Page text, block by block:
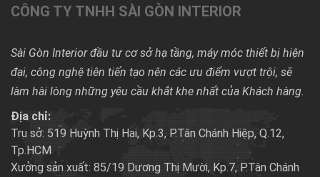
CÔNG TY TNHH SÀI GÒN INTERIOR
Sài Gòn Interior đầu tư cơ sở hạ tầng, máy móc thiết bị hiện
đại, công nghệ tiên tiến tạo nên các ưu điểm vượt trội, sẽ
làm hài lòng những yêu cầu khắt khe nhất của Khách hàng.
Địa chỉ:
Trụ sở: 519 Huỳnh Thị Hai, Kp.3, P.Tân Chánh Hiệp, Q.12,
Tp.HCM
Xưởng sản xuất: 85/19 Dương Thị Mười, Kp.7, P.Tân Chánh